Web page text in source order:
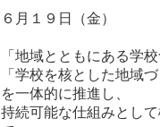
６月１９日（金）
「地域とともにある学
「学校を核とした地域
を一体的に推進し、
持続可能な仕組みとし